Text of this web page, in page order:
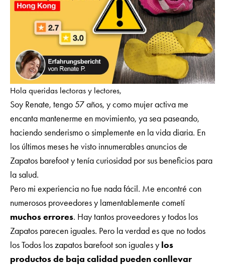
Hola queridas lectoras y lectores,
Soy Renate, tengo 57 años, y como mujer activa me
encanta mantenerme en movimiento, ya sea paseando,
haciendo senderismo o simplemente en la vida diaria. En
los últimos meses he visto innumerables anuncios de
Zapatos barefoot y tenía curiosidad por sus beneficios para
la salud.
Pero mi experiencia no fue nada fácil. Me encontré con
numerosos proveedores y lamentablemente cometí
muchos errores. Hay tantos proveedores y todos los
Zapatos parecen iguales. Pero la verdad es que no todos
los Todos los zapatos barefoot son iguales y los
productos de baja calidad pueden conllevar